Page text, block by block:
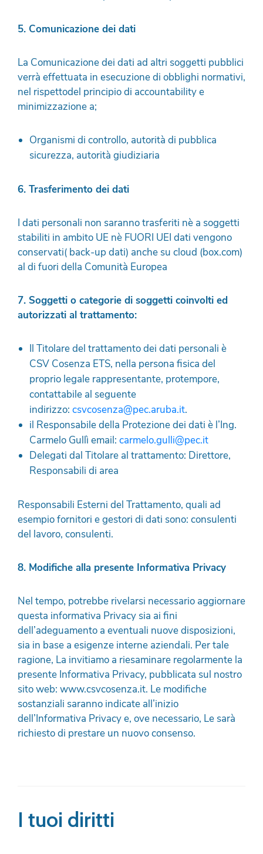
5. Comunicazione dei dati
La Comunicazione dei dati ad altri soggetti pubblici
verrà effettuata in esecuzione di obblighi normativi,
nel rispettodel principio di accountability e
minimizzazione a;
Organismi di controllo, autorità di pubblica
sicurezza, autorità giudiziaria
6. Trasferimento dei dati
I dati personali non saranno trasferiti nè a soggetti
stabiliti in ambito UE nè FUORI UEI dati vengono
conservati( back-up dati) anche su cloud (box.com)
al di fuori della Comunità Europea
7. Soggetti o categorie di soggetti coinvolti ed
autorizzati al trattamento:
Il Titolare del trattamento dei dati personali è
CSV Cosenza ETS, nella persona fisica del
proprio legale rappresentante, protempore,
contattabile al seguente
indirizzo: csvcosenza@pec.aruba.it.
il Responsabile della Protezione dei dati è l’Ing.
Carmelo Gullì email: carmelo.gulli@pec.it
Delegati dal Titolare al trattamento: Direttore,
Responsabili di area
Responsabili Esterni del Trattamento, quali ad
esempio fornitori e gestori di dati sono: consulenti
del lavoro, consulenti.
8. Modifiche alla presente Informativa Privacy
Nel tempo, potrebbe rivelarsi necessario aggiornare
questa informativa Privacy sia ai fini
dell’adeguamento a eventuali nuove disposizioni,
sia in base a esigenze interne aziendali. Per tale
ragione, La invitiamo a riesaminare regolarmente la
presente Informativa Privacy, pubblicata sul nostro
sito web: www.csvcosenza.it. Le modifiche
sostanziali saranno indicate all’inizio
dell’Informativa Privacy e, ove necessario, Le sarà
richiesto di prestare un nuovo consenso.
I tuoi diritti